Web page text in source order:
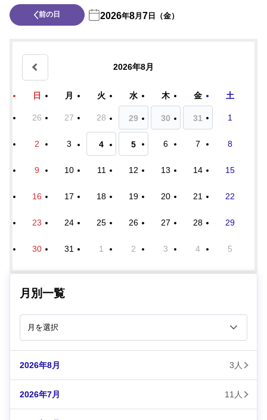
前の日 2026年8月 7 日（金）
2026年8月
日 月 火 水 木 金 土
26 27 28 29 30 31 1
2 3 4 5 6 7 8
9 10 11 12 13 14 15
16 17 18 19 20 21 22
23 24 25 26 27 28 29
30 31 1 2 3 4 5
月別一覧
2026年8月 3人
2026年7月 11人